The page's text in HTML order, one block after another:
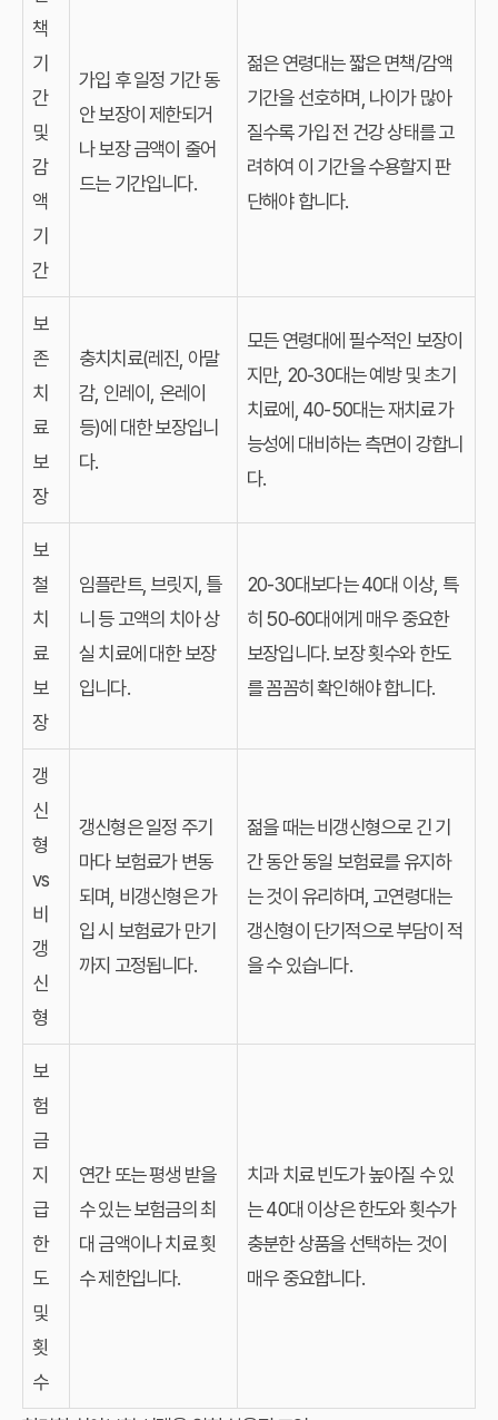
책
기
간
및
감
액
기
간
가입 후 일정 기간 동
안 보장이 제한되거
나 보장 금액이 줄어
드는 기간입니다.
젊은 연령대는 짧은 면책/감액
기간을 선호하며, 나이가 많아
질수록 가입 전 건강 상태를 고
려하여 이 기간을 수용할지 판
단해야 합니다.
보
존
치
료
보
장
충치치료(레진, 아말
감, 인레이, 온레이
등)에 대한 보장입니
다.
모든 연령대에 필수적인 보장이
지만, 20-30대는 예방 및 초기
치료에, 40-50대는 재치료 가
능성에 대비하는 측면이 강합니
다.
보
철
치
료
보
장
임플란트, 브릿지, 틀
니 등 고액의 치아 상
실 치료에 대한 보장
입니다.
20-30대보다는 40대 이상, 특
히 50-60대에게 매우 중요한
보장입니다. 보장 횟수와 한도
를 꼼꼼히 확인해야 합니다.
갱
신
형
vs
비
갱
신
형
갱신형은 일정 주기
마다 보험료가 변동
되며, 비갱신형은 가
입 시 보험료가 만기
까지 고정됩니다.
젊을 때는 비갱신형으로 긴 기
간 동안 동일 보험료를 유지하
는 것이 유리하며, 고연령대는
갱신형이 단기적으로 부담이 적
을 수 있습니다.
보
험
금
지
급
한
도
및
횟
수
연간 또는 평생 받을
수 있는 보험금의 최
대 금액이나 치료 횟
수 제한입니다.
치과 치료 빈도가 높아질 수 있
는 40대 이상은 한도와 횟수가
충분한 상품을 선택하는 것이
매우 중요합니다.